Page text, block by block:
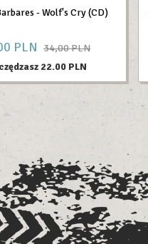
- Wolf's Cry (CD)
PLN 34,00 PLN
22.00 PLN